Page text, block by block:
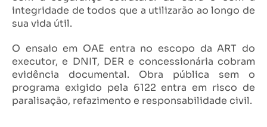
integridade de todos que a utilizarão ao longo de
sua vida útil.
O ensaio em OAE entra no escopo da ART do
executor, e DNIT, DER e concessionária cobram
evidência documental. Obra pública sem o
programa exigido pela 6122 entra em risco de
paralisação, refazimento e responsabilidade civil.